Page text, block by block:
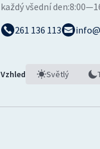
každý všední den:
261 136 113
Vzhled Světlý